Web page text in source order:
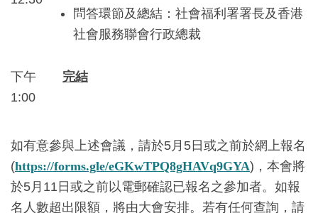
問答環節及總結：社會福利署署長及香港
社會服務聯會行政總裁
下午
1:00
完結
如有意參與上述會議，請於5月5日或之前於網上報名
(https://forms.gle/eGKwTPQ8gHAVq9GYA)，本會將
於5月11日或之前以電郵確認已報名之參加者。如報
名人數超出限額，將由大會安排。若有任何查詢，請